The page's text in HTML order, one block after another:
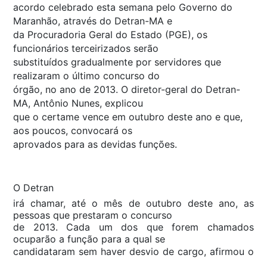
acordo celebrado esta semana pelo Governo do
Maranhão, através do Detran-MA e
da Procuradoria Geral do Estado (PGE), os
funcionários terceirizados serão
substituídos gradualmente por servidores que
realizaram o último concurso do
órgão, no ano de 2013. O diretor-geral do Detran-
MA, Antônio Nunes, explicou
que o certame vence em outubro deste ano e que,
aos poucos, convocará os
aprovados para as devidas funções.
O Detran
irá chamar, até o mês de outubro deste ano, as
pessoas que prestaram o concurso
de 2013. Cada um dos que forem chamados
ocuparão a função para a qual se
candidataram sem haver desvio de cargo, afirmou o